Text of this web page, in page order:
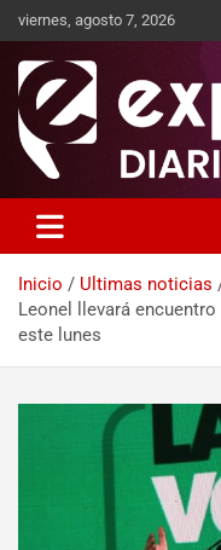
viernes, agosto 7, 2026
Exprimidor
Inicio
Ultimas noticias
Leonel llevará
este lunes